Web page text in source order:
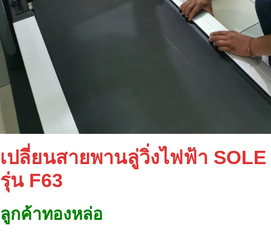
เปลี่ยนสายพานลู่วิ่งไฟฟ้า SOLE
รุ่น F63
ลูกค้าทองหล่อ